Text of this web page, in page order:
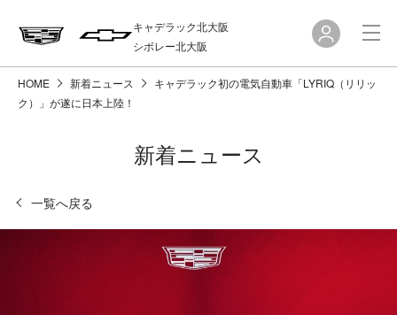
キャデラック北大阪
シボレー北大阪
HOME 新着ニュース
キャデラック初の電気自動車「LYRIQ（リリッ
ク）」が遂に日本上陸！
新着ニュース
一覧へ戻る